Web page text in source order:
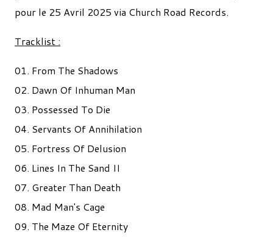
pour le 25 Avril 2025 via Church Road Records.
Tracklist :
01. From The Shadows
02. Dawn Of Inhuman Man
03. Possessed To Die
04. Servants Of Annihilation
05. Fortress Of Delusion
06. Lines In The Sand II
07. Greater Than Death
08. Mad Man's Cage
09. The Maze Of Eternity